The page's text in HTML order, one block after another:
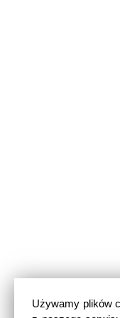
Używamy plików